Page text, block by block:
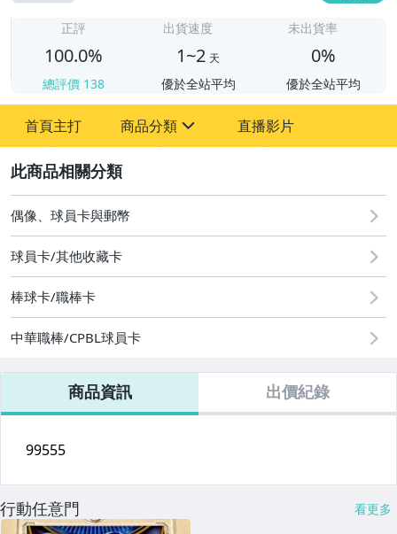
正評
100.0%
總評價 138
出貨速度
1~2 天
優於全站平均
未出貨率
0%
優於全站平均
首頁主打 商品分類
偶像、球員卡與郵幣
直播影片
偶像、球員卡與郵幣
球員卡/其他收藏卡
棒球卡/職棒卡
中華職棒/CPBL球員卡
商品資訊 出價紀錄
行動任意門 看更多